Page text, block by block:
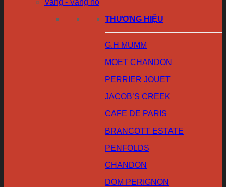
Vang - Vang nổ
THƯƠNG HIỆU
G.H MUMM
MOET CHANDON
PERRIER JOUET
JACOB’S CREEK
CAFE DE PARIS
BRANCOTT ESTATE
PENFOLDS
CHANDON
DOM PERIGNON